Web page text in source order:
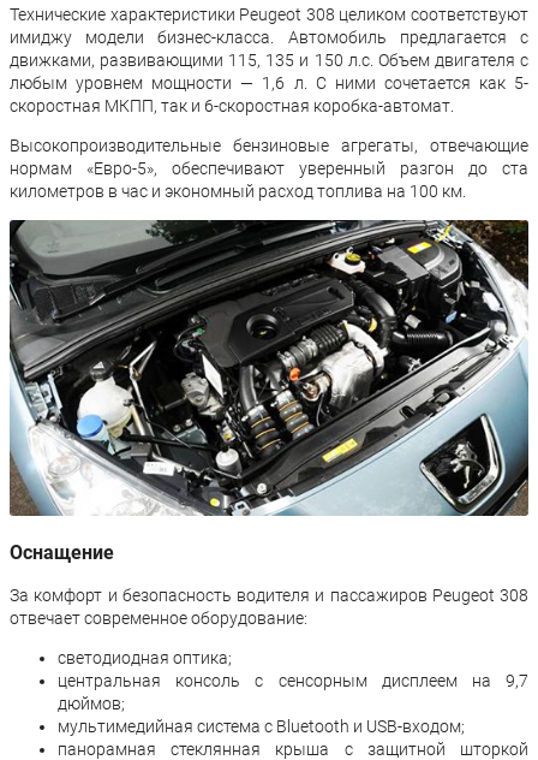
Технические характеристики Peugeot 308 целиком соответствуют
имиджу модели бизнес-класса. Автомобиль предлагается с
движками, развивающими 115, 135 и 150 л.с. Объем двигателя с
любым уровнем мощности — 1,6 л. С ними сочетается как 5-
скоростная МКПП, так и 6-скоростная коробка-автомат.
Высокопроизводительные бензиновые агрегаты, отвечающие
нормам «Евро-5», обеспечивают уверенный разгон до ста
километров в час и экономный расход топлива на 100 км.
Оснащение
За комфорт и безопасность водителя и пассажиров Peugeot 308
отвечает современное оборудование:
светодиодная оптика;
центральная консоль с сенсорным дисплеем на 9,7
дюймов;
мультимедийная система с Bluetooth и USB-входом;
панорамная стеклянная крыша с защитной шторкой